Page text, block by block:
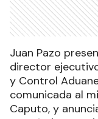
Juan Pazo
director
y Control
comunicada al
Caputo, y